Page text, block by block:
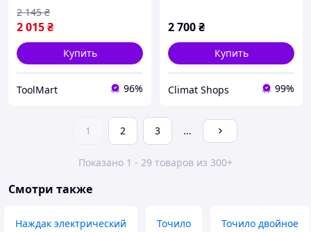
2 015₴
2 145 ₴
Купить
ToolMart 96%
2 700₴
Купить
Climat Shops 99%
1 2 3 ...
Показано 1 - 29 товаров из 300+
Смотри также
Наждак электрический Точило Точило двойное